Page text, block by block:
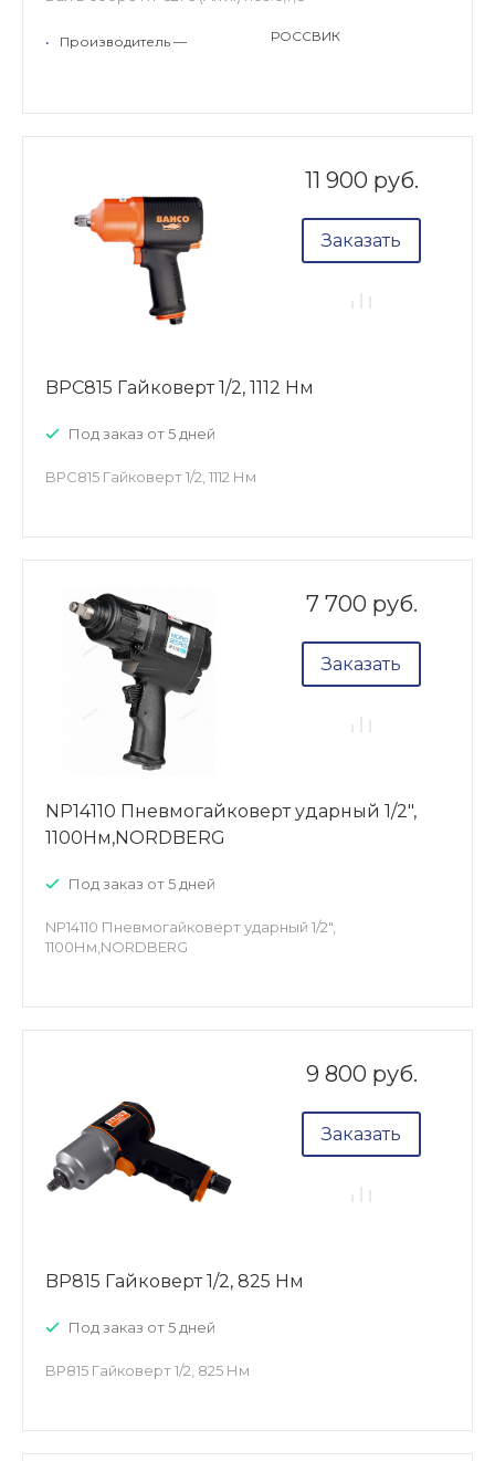
• Производитель — РОССВИК
11 900 руб.
Заказать
BPC815 Гайковерт 1/2, 1112 Нм
Под заказ от 5 дней
BPC815 Гайковерт 1/2, 1112 Нм
7 700 руб.
Заказать
NP14110 Пневмогайковерт ударный 1/2",
1100Нм,NORDBERG
Под заказ от 5 дней
NP14110 Пневмогайковерт ударный 1/2",
1100Нм,NORDBERG
9 800 руб.
Заказать
BP815 Гайковерт 1/2, 825 Нм
Под заказ от 5 дней
BP815 Гайковерт 1/2, 825 Нм